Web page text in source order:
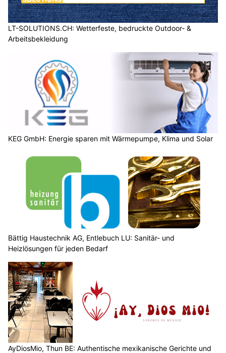
LT-SOLUTIONS.CH: Wetterfeste, bedruckte Outdoor- &
Arbeitsbekleidung
KEG GmbH: Energie sparen mit Wärmepumpe, Klima und Solar
Bättig Haustechnik AG, Entlebuch LU: Sanitär- und
Heizlösungen für jeden Bedarf
AyDiosMio, Thun BE: Authentische mexikanische Gerichte und